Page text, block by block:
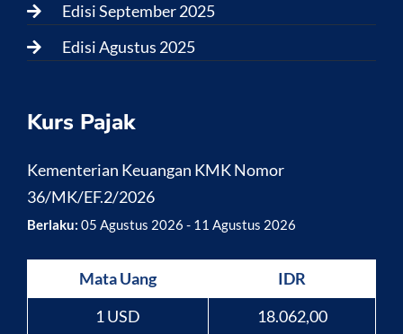
Edisi September 2025
Edisi Agustus 2025
Kurs Pajak
Kementerian Keuangan KMK Nomor
36/MK/EF.2/2026
Berlaku: 05 Agustus 2026 - 11 Agustus 2026
Mata Uang
IDR
1 USD
18.062,00